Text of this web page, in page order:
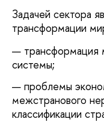
Задачей сектора
трансформации
трансформация
системы;
проблемы
межстранового
классификации